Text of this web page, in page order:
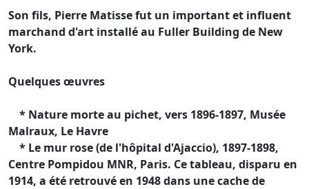
Son fils, Pierre Matisse fut un important et influent
marchand d'art installé au Fuller Building de New
York.
Quelques œuvres
* Nature morte au pichet, vers 1896-1897, Musée
Malraux, Le Havre
* Le mur rose (de l'hôpital d'Ajaccio), 1897-1898,
Centre Pompidou MNR, Paris. Ce tableau, disparu en
1914, a été retrouvé en 1948 dans une cache de